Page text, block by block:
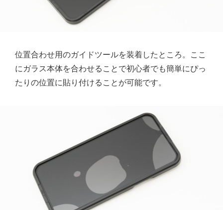
位置合わせ用のガイドツールを装着したところ。ここ
にガラス本体を合わせることで初心者でも簡単にぴっ
たりの位置に貼り付けることが可能です。